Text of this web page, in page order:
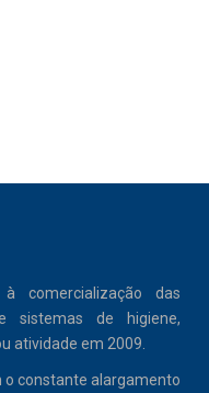
comercialização das
sistemas de higiene,
atividade em 2009.
o constante alargamento